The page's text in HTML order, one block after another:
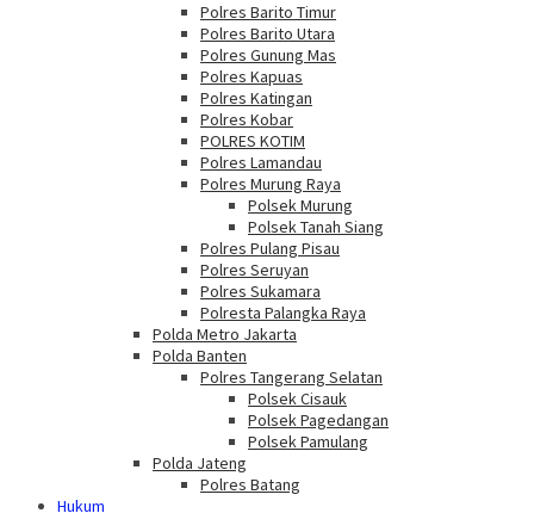
Polres Barito Timur
Polres Barito Utara
Polres Gunung Mas
Polres Kapuas
Polres Katingan
Polres Kobar
POLRES KOTIM
Polres Lamandau
Polres Murung Raya
Polsek Murung
Polsek Tanah Siang
Polres Pulang Pisau
Polres Seruyan
Polres Sukamara
Polresta Palangka Raya
Polda Metro Jakarta
Polda Banten
Polres Tangerang Selatan
Polsek Cisauk
Polsek Pagedangan
Polsek Pamulang
Polda Jateng
Polres Batang
Hukum